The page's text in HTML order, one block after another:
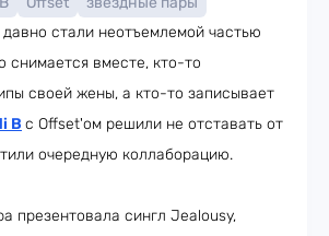
стали неотъемлемой частью
снимается вместе, кто-то
своей жены, а кто-то записывает
B с Offset'ом решили не отставать от
очередную коллаборацию.
презентовала сингл Jealousy,